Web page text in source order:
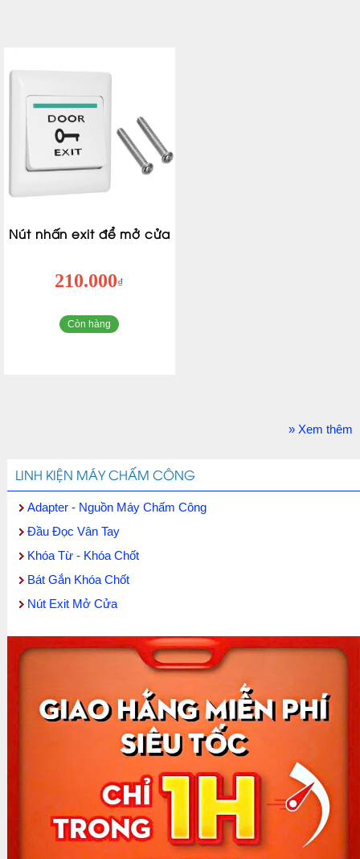
Nút nhấn exit để mở cửa
210.000₫
Còn hàng
» Xem thêm
LINH KIỆN MÁY CHẤM CÔNG
Adapter - Nguồn Máy Chấm Công
Đầu Đọc Vân Tay
Khóa Từ - Khóa Chốt
Bát Gắn Khóa Chốt
Nút Exit Mở Cửa